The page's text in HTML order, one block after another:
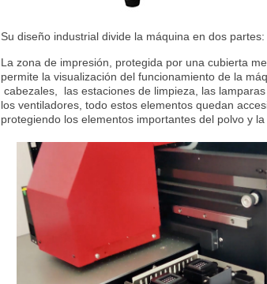
Su diseño industrial divide la máquina en dos
La zona de impresión, protegida por una cubierta
permite la visualización del funcionamiento de la
cabezales, las estaciones de limpieza, las
los ventiladores, todo estos elementos quedan
protegiendo los elementos importantes del polvo y la